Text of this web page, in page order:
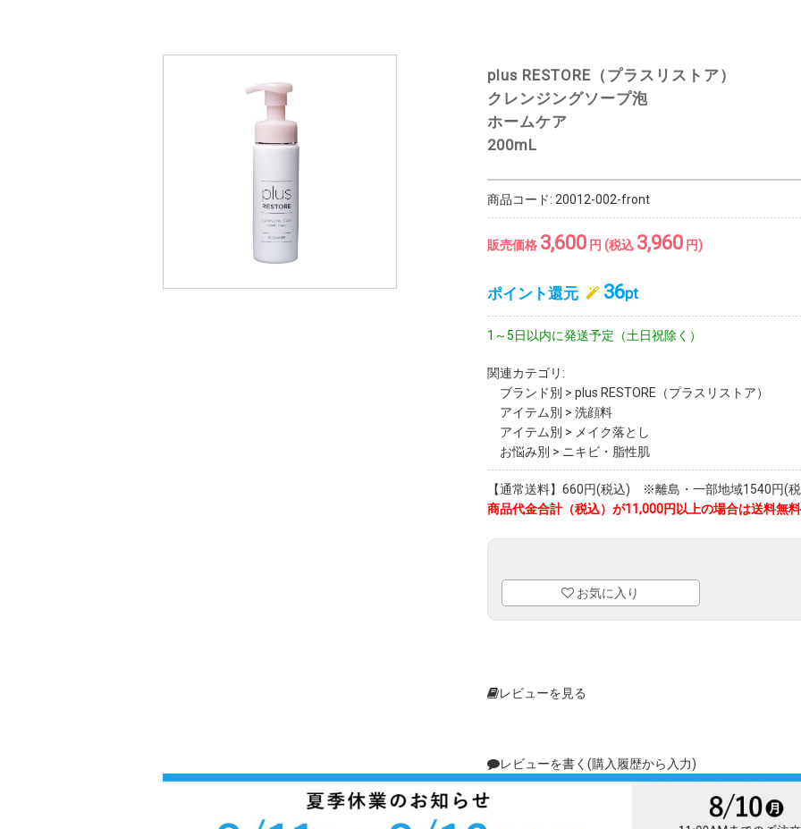
plus RESTORE（プラスリストア）
クレンジングソープ泡
ホームケア
200mL
商品コード: 20012-002-front
販売価格 3,600円 (税込 3,960円)
ポイント還元 36pt
1～5日以内に発送予定（土日祝除く）
関連カテゴリ:
ブランド別 > plus RESTORE（プラスリストア）
アイテム別 > 洗顔料
アイテム別 > メイク落とし
お悩み別 > ニキビ・脂性肌
【通常送料】660円(税込) ※離島・一部地域1540円(
商品代金合計（税込）が11,000円以上の場合は送料無
お気に入り
レビューを見る
レビューを書く(購入履歴から入力)